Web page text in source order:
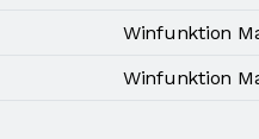
Winfunktion
Winfunktion